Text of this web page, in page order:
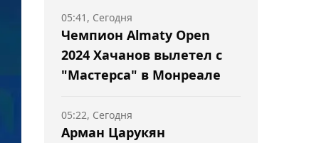
Чемпион Almaty Open
2024 Хачанов вылетел с
"Мастерса" в Монреале
05:41, Сегодня
Арман Царукян
05:22, Сегодня